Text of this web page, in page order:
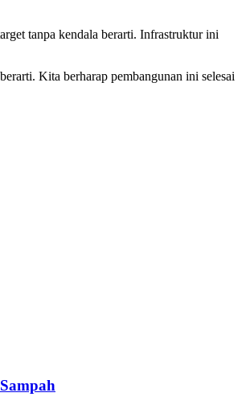
tanpa kendala berarti. Infrastruktur ini
Kita berharap pembangunan ini selesai